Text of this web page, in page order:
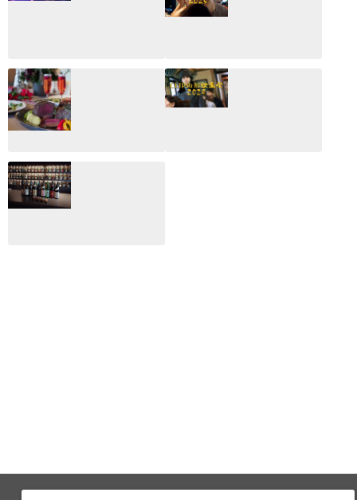
CLIP山形映画祭
2026：映画館派の
編集長が読む2025
年の映画ざっくり
総監
CLIP山形映画祭
2025：ほぼこれく
らいしか更新して
いない変なブログ
月のホテル☆4日
間限定！クリスマ
スディナーブッフ
ェ開催☆